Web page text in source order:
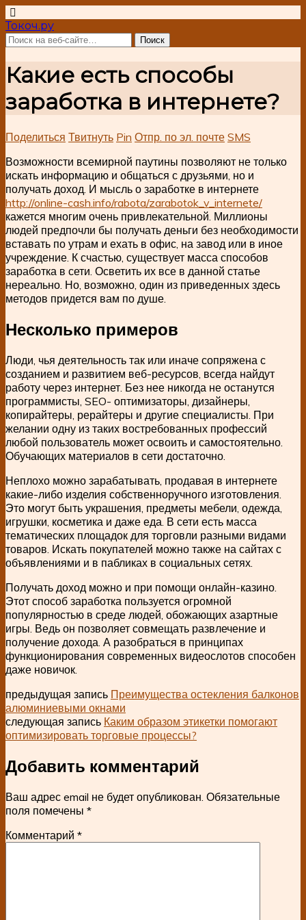
Токоч.ру
Какие есть способы
заработка в интернете?
Поделиться Твитнуть Pin Отпр. по эл. почте SMS
Возможности всемирной паутины позволяют не только
искать информацию и общаться с друзьями, но и
получать доход. И мысль о заработке в интернете
http://online-cash.info/rabota/zarabotok_v_internete/
кажется многим очень привлекательной. Миллионы
людей предпочли бы получать деньги без необходимости
вставать по утрам и ехать в офис, на завод или в иное
учреждение. К счастью, существует масса способов
заработка в сети. Осветить их все в данной статье
нереально. Но, возможно, один из приведенных здесь
методов придется вам по душе.
Несколько примеров
Люди, чья деятельность так или иначе сопряжена с
созданием и развитием веб-ресурсов, всегда найдут
работу через интернет. Без нее никогда не останутся
программисты, SEO- оптимизаторы, дизайнеры,
копирайтеры, рерайтеры и другие специалисты. При
желании одну из таких востребованных профессий
любой пользователь может освоить и самостоятельно.
Обучающих материалов в сети достаточно.
Неплохо можно зарабатывать, продавая в интернете
какие-либо изделия собственноручного изготовления.
Это могут быть украшения, предметы мебели, одежда,
игрушки, косметика и даже еда. В сети есть масса
тематических площадок для торговли разными видами
товаров. Искать покупателей можно также на сайтах с
объявлениями и в пабликах в социальных сетях.
Получать доход можно и при помощи онлайн-казино.
Этот способ заработка пользуется огромной
популярностью в среде людей, обожающих азартные
игры. Ведь он позволяет совмещать развлечение и
получение дохода. А разобраться в принципах
функционирования современных видеослотов способен
даже новичок.
предыдущая запись Преимущества остекления балконов
алюминиевыми окнами
следующая запись Каким образом этикетки помогают
оптимизировать торговые процессы?
Добавить комментарий
Ваш адрес email не будет опубликован. Обязательные
поля помечены *
Комментарий *